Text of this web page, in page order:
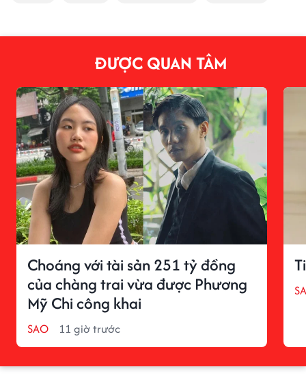
ĐƯỢC QUAN TÂM
Choáng với tài sản 251 tỷ đồng
của chàng trai vừa được Phương
Mỹ Chi công khai
SAO 11 giờ trước